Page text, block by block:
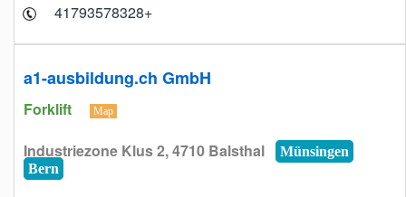
+41793578328
a1-ausbildung.ch GmbH
Forklift Map
Industriezone Klus 2, 4710 Balsthal
Münsingen
Bern